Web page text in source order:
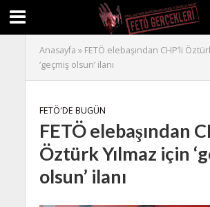
Anasayfa » FETÖ elebaşından CHP’li
‘geçmiş olsun’ ilanı
FETÖ'DE BUGÜN
FETÖ elebaşından
Öztürk Yılmaz için
olsun’ ilanı